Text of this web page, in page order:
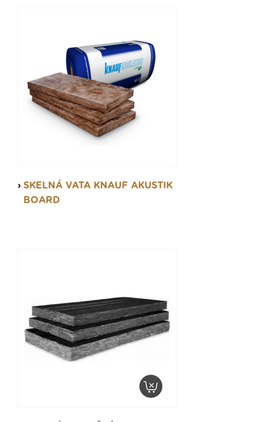
SKELNÁ VATA KNAUF AKUSTIK
BOARD